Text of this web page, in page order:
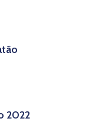
2022